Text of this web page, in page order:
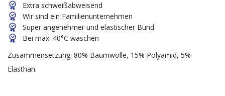
Extra schweißabweisend
Wir sind ein Familienunternehmen
Super angenehmer und elastischer Bund
Bei max. 40°C waschen
Zusammensetzung: 80% Baumwolle, 15% Polyamid, 5%
Elasthan.